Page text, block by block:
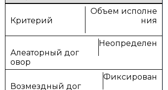
Объем исполне
ния
Неопределен
Фиксирован